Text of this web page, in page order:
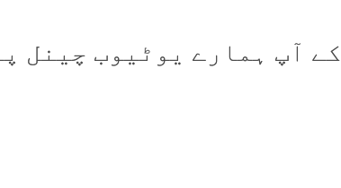
آپ ہمارے یوٹیوب چینل پر